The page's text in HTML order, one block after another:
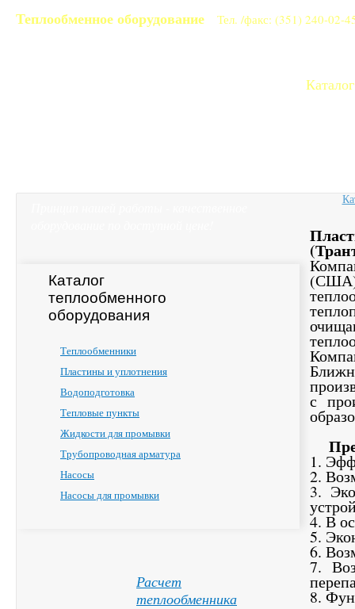
Теплообменное оборудование Тел. /факс: (351) 240-02-
Каталог
теплообменного
оборудования
Теплообменники
Пластины и уплотнения
Водоподготовка
Тепловые пункты
Жидкости для промывки
Трубопроводная арматура
Насосы
Насосы для промывки
Расчет
теплообменника
с
1.
2.
3.
4. В
5.
6.
7.
8.